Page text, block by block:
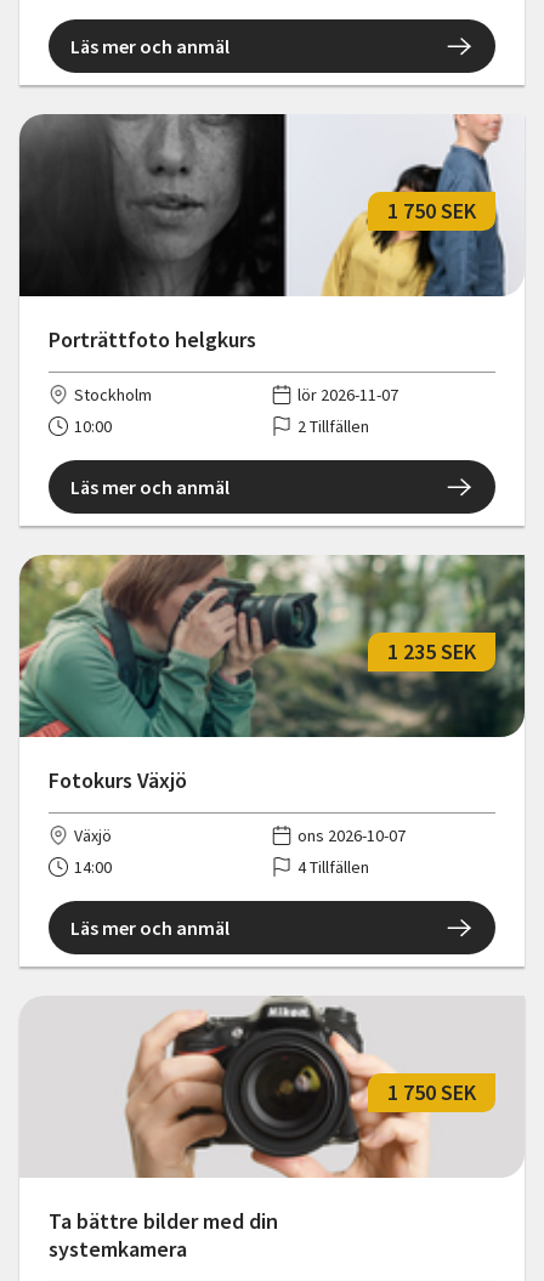
Läs mer och anmäl
Porträttfoto helgkurs
1 750 SEK
Stockholm
lör 2026-11-07
10:00
2 Tillfällen
Läs mer och anmäl
Fotokurs Växjö
1 235 SEK
Växjö
ons 2026-10-07
14:00
4 Tillfällen
Läs mer och anmäl
Ta bättre bilder med din
systemkamera
1 750 SEK